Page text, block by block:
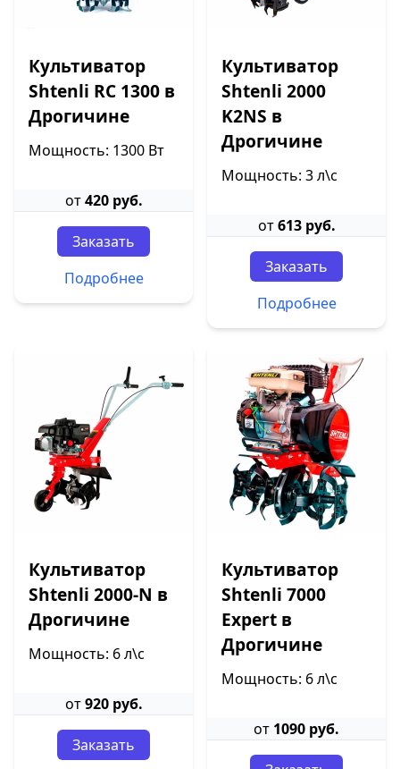
Культиватор
Shtenli RC 1300 в
Дрогичине
Мощность: 1300 Вт
от420 руб.
Заказать
Подробнее
Культиватор
Shtenli 2000
K2NS в
Дрогичине
Мощность: 3 л\с
от613 руб.
Заказать
Подробнее
Культиватор
Shtenli 2000-N в
Дрогичине
Мощность: 6 л\с
от920 руб.
Заказать
Культиватор
Shtenli 7000
Expert в
Дрогичине
Мощность: 6 л\с
от 1090 руб.